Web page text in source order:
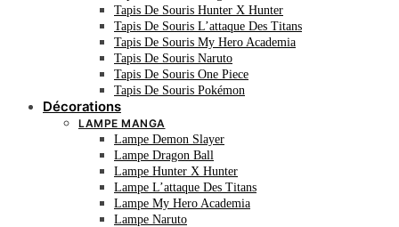
Tapis De Souris Hunter X Hunter
Tapis De Souris L’attaque Des Titans
Tapis De Souris My Hero Academia
Tapis De Souris Naruto
Tapis De Souris One Piece
Tapis De Souris Pokémon
Décorations
LAMPE MANGA
Lampe Demon Slayer
Lampe Dragon Ball
Lampe Hunter X Hunter
Lampe L’attaque Des Titans
Lampe My Hero Academia
Lampe Naruto